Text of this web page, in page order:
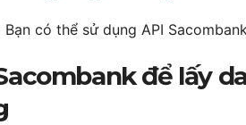
Bạn có thể sử dụng API
để lấy